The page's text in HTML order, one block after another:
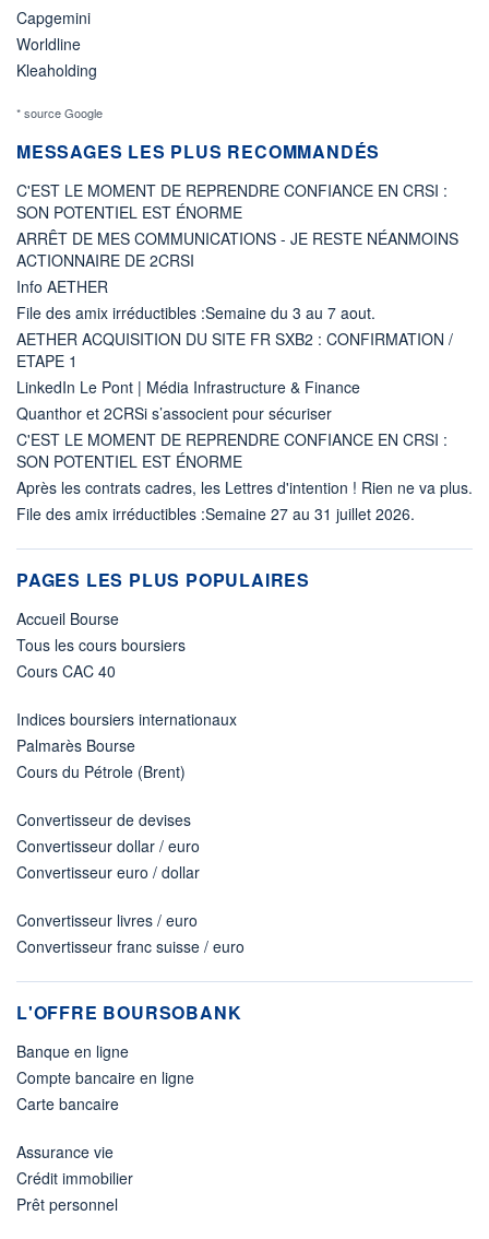
Capgemini
Worldline
Kleaholding
* source Google
MESSAGES LES PLUS RECOMMANDÉS
C'EST LE MOMENT DE REPRENDRE CONFIANCE EN CRSI :
SON POTENTIEL EST ÉNORME
ARRÊT DE MES COMMUNICATIONS - JE RESTE NÉANMOINS
ACTIONNAIRE DE 2CRSI
Info AETHER
File des amix irréductibles :Semaine du 3 au 7 aout.
AETHER ACQUISITION DU SITE FR SXB2 : CONFIRMATION /
ETAPE 1
LinkedIn Le Pont | Média Infrastructure & Finance
Quanthor et 2CRSi s’associent pour sécuriser
C'EST LE MOMENT DE REPRENDRE CONFIANCE EN CRSI :
SON POTENTIEL EST ÉNORME
Après les contrats cadres, les Lettres d'intention ! Rien ne va plus.
File des amix irréductibles :Semaine 27 au 31 juillet 2026.
PAGES LES PLUS POPULAIRES
Accueil Bourse
Tous les cours boursiers
Cours CAC 40
Indices boursiers internationaux
Palmarès Bourse
Cours du Pétrole (Brent)
Convertisseur de devises
Convertisseur dollar / euro
Convertisseur euro / dollar
Convertisseur livres / euro
Convertisseur franc suisse / euro
L'OFFRE BOURSOBANK
Banque en ligne
Compte bancaire en ligne
Carte bancaire
Assurance vie
Crédit immobilier
Prêt personnel